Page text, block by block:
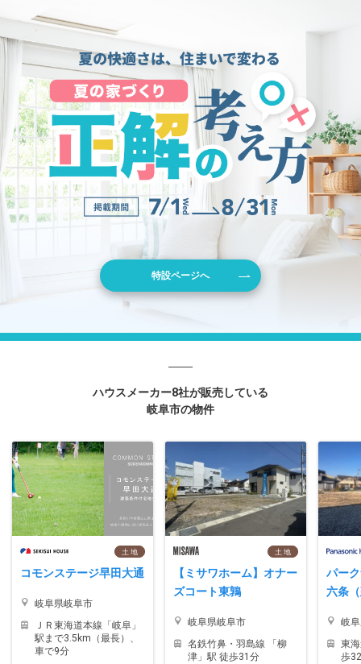
特設ページへ
ハウスメーカー8社が販売している
岐阜市の物件
土 地
コモンステージ早田大通
岐阜県岐阜市
ＪＲ東海道本線「岐阜」
駅まで3.5km（最長）、
車で9分
土 地
【ミサワホーム】オナー
ズコート東鶉
岐阜県岐阜市
名鉄竹鼻・羽島線 「柳
津」駅 徒歩31分
パー
六条
岐
東
歩